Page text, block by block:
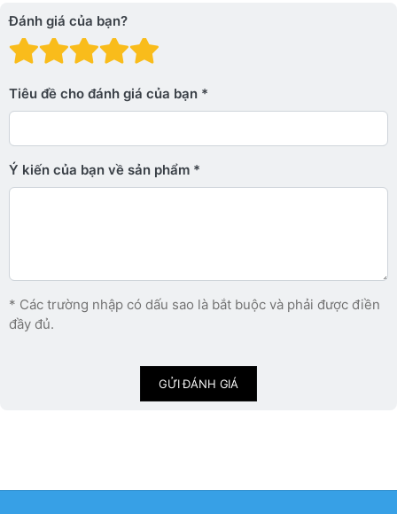
Đánh giá của bạn?
Đánh giá: 4 trên 5
Đánh giá: 3 trên 5 sao.
Đánh giá: 2 trên 5 sao.
Đánh giá: 1 trên 5 sao. Xấu
Tiêu đề cho đánh giá của bạn
Ý kiến ​​của bạn về sản phẩm
* Các trường nhập có dấu sao là bắt buộc và phải được điền
đầy đủ.
GỬI ĐÁNH GIÁ